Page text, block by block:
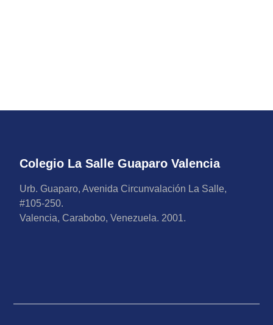
Colegio La Salle Guaparo Valencia
Urb. Guaparo, Avenida Circunvalación La Salle,
#105-250.
Valencia, Carabobo, Venezuela. 2001.